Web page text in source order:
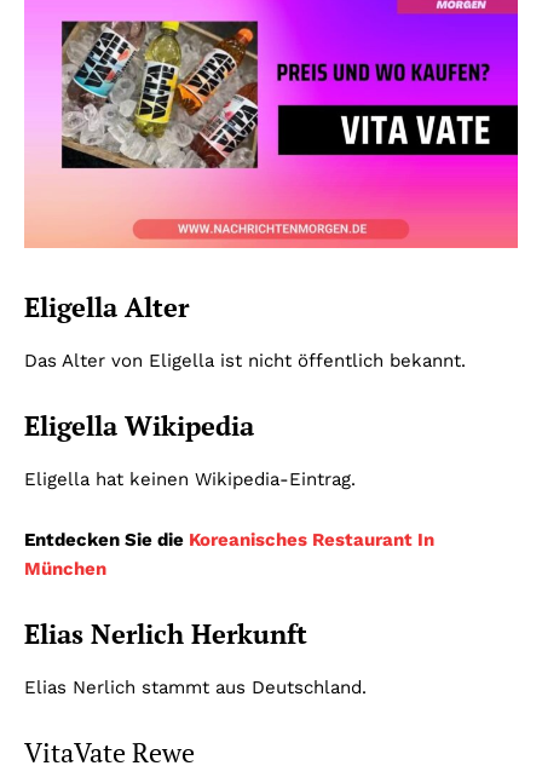
Eligella Alter
Das Alter von Eligella ist nicht öffentlich bekannt.
Eligella Wikipedia
Eligella hat keinen Wikipedia-Eintrag.
Entdecken Sie die Koreanisches Restaurant In
München
Elias Nerlich Herkunft
Elias Nerlich stammt aus Deutschland.
VitaVate Rewe